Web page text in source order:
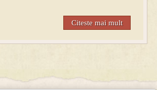
Citeste mai mult